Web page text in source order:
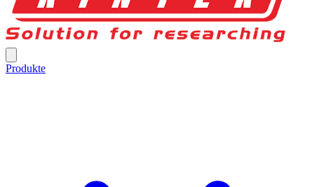
Produkte